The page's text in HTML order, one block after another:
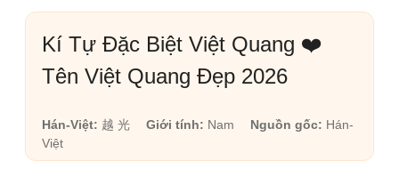
Kí Tự Đặc Biệt Việt Quang ❤️
Tên Việt Quang Đẹp 2026
Hán-Việt: 越 光 Giới tính: Nam Nguồn gốc: Hán-
Việt